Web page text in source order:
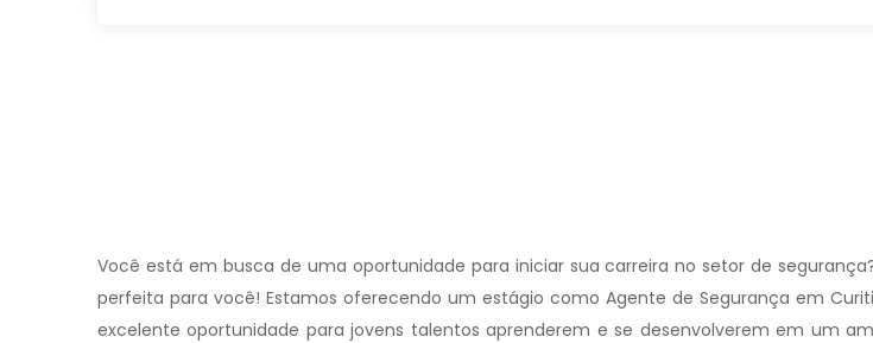
Você está em busca de uma oportunidade para iniciar sua carreira no setor de
perfeita para você! Estamos oferecendo um estágio como Agente de Segurança em
excelente oportunidade para jovens talentos aprenderem e se desenvolverem em um